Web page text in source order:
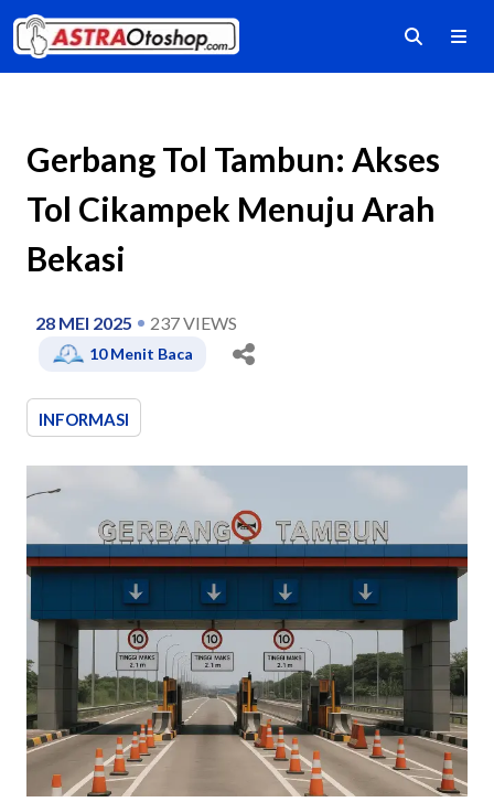
Gerbang Tol Tambun: Akses
Tol Cikampek Menuju Arah
Bekasi
28 MEI 2025 237VIEWS
10Menit Baca
INFORMASI